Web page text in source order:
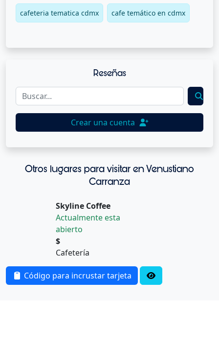
cafeteria tematica cdmx cafe temático en cdmx
Reseñas
Crear una cuenta
Otros lugares para visitar en Venustiano
Carranza
Skyline Coffee
Actualmente esta
abierto
$
Cafetería
Código para incrustar tarjeta